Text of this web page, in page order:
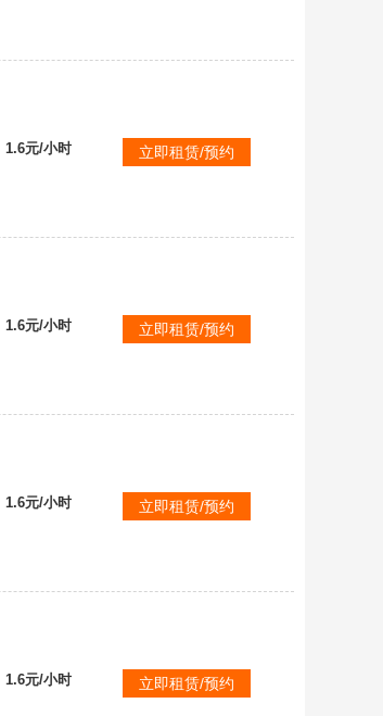
1.6元/小时 立即租赁/预约
1.6元/小时 立即租赁/预约
1.6元/小时 立即租赁/预约
1.6元/小时 立即租赁/预约